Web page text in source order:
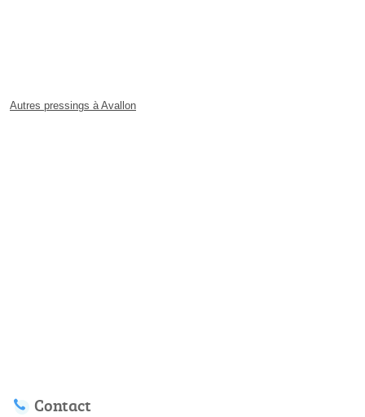
Autres pressings à Avallon
Contact